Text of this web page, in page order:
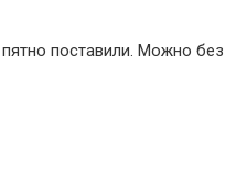
поставили. Можно без